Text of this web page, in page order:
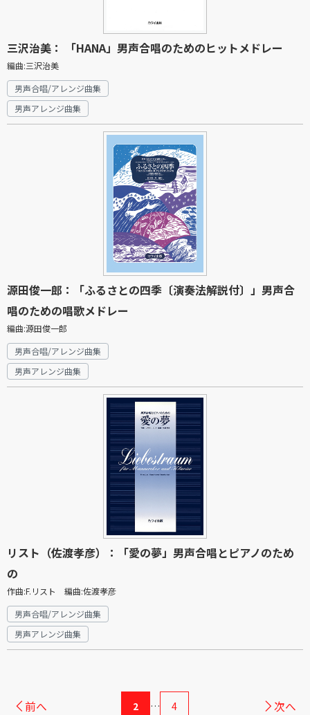
三沢治美： 「HANA」男声合唱のためのヒットメドレー
編曲:三沢治美
男声合唱/アレンジ曲集
男声アレンジ曲集
源田俊一郎：「ふるさとの四季〔演奏法解説付〕」男声合
唱のための唱歌メドレー
編曲:源田俊一郎
男声合唱/アレンジ曲集
男声アレンジ曲集
リスト（佐渡孝彦）：「愛の夢」男声合唱とピアノのため
の
作曲:F.リスト 編曲:佐渡孝彦
男声合唱/アレンジ曲集
男声アレンジ曲集
前へ 2 … 4 次へ